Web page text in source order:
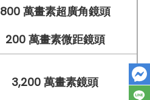
800 萬畫素超廣角鏡頭
200 萬畫素微距鏡頭
3,200 萬畫素鏡頭